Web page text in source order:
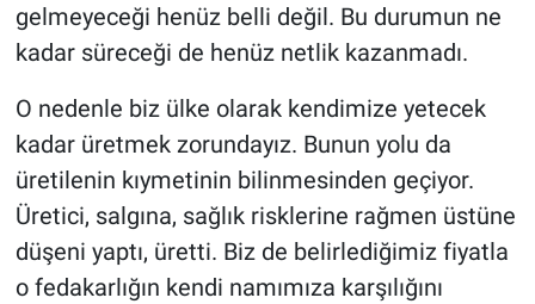
gelmeyeceği henüz belli değil. Bu durumun ne
kadar süreceği de henüz netlik kazanmadı.
O nedenle biz ülke olarak kendimize yetecek
kadar üretmek zorundayız. Bunun yolu da
üretilenin kıymetinin bilinmesinden geçiyor.
Üretici, salgına, sağlık risklerine rağmen üstüne
düşeni yaptı, üretti. Biz de belirlediğimiz fiyatla
o fedakarlığın kendi namımıza karşılığını